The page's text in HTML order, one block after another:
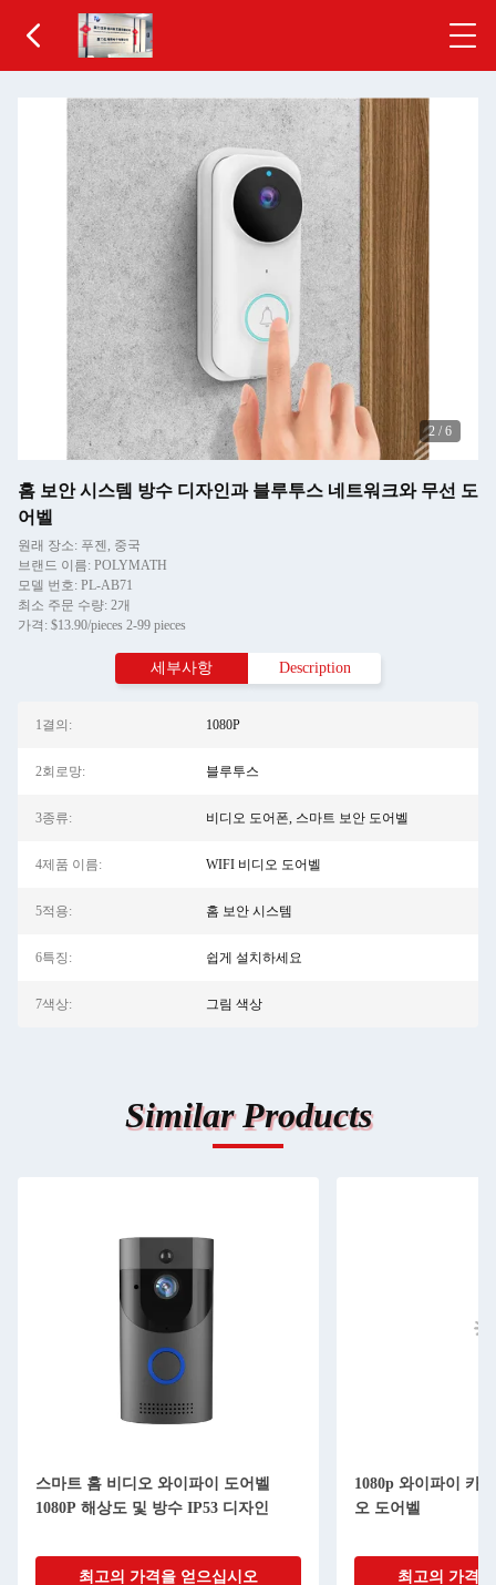
2 / 6
홈 보안 시스템 방수 디자인과 블루투스 네트워크와 무선 도
어벨
원래 장소: 푸젠, 중국
브랜드 이름: POLYMATH
모델 번호: PL-AB71
최소 주문 수량: 2개
가격: $13.90/pieces 2-99 pieces
세부사항 Description
1결의: 1080P
2회로망: 블루투스
3종류: 비디오 도어폰, 스마트 보안 도어벨
4제품 이름: WIFI 비디오 도어벨
5적용: 홈 보안 시스템
6특징: 쉽게 설치하세요
7색상: 그림 색상
Similar Products
스마트 홈 비디오 와이파이 도어벨
1080P 해상도 및 방수 IP53 디자인
최고의 가격을 얻으십시오
1080p 와이파이 카
오 도어벨
최고의 가격